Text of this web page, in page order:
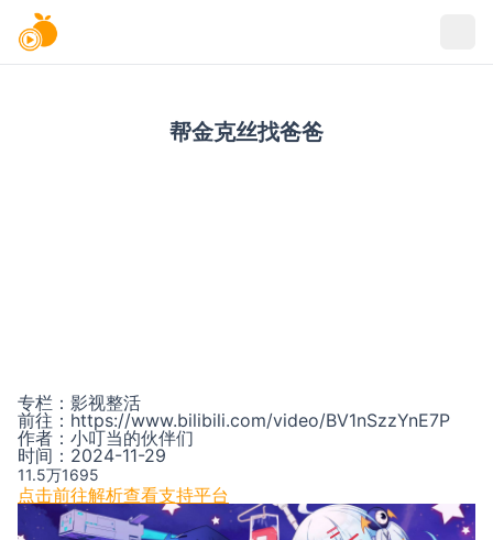
帮金克丝找爸爸
专栏： 影视整活
前往： https://www.bilibili.com/video/BV1nSzzYnE7P
作者： 小叮当的伙伴们
时间： 2024-11-29
11.5万1695
点击前往解析查看支持平台